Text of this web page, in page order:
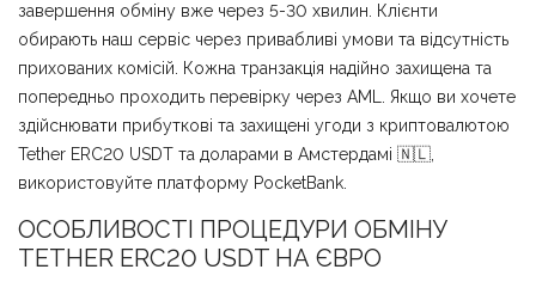
завершення обміну вже через 5-30 хвилин. Клієнти
обирають наш сервіс через привабливі умови та відсутність
прихованих комісій. Кожна транзакція надійно захищена та
попередньо проходить перевірку через AML. Якщо ви хочете
здійснювати прибуткові та захищені угоди з криптовалютою
Tether ERC20 USDT та доларами в Амстердамі 🇳🇱,
використовуйте платформу PocketBank.
ОСОБЛИВОСТІ ПРОЦЕДУРИ ОБМІНУ
TETHER ERC20 USDT НА ЄВРО